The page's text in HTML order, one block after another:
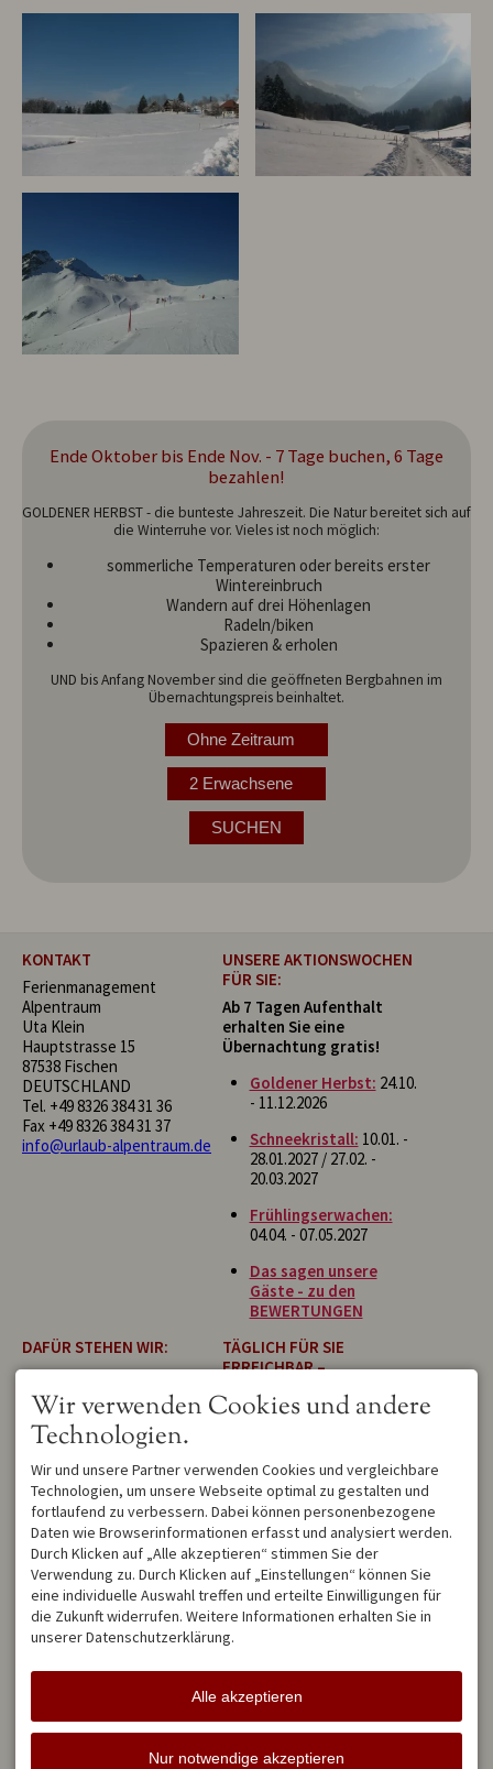
Ende Oktober bis Ende Nov. - 7 Tage buchen, 6 Tage
bezahlen!
GOLDENER HERBST - die bunteste Jahreszeit. Die Natur bereitet sich auf
die Winterruhe vor. Vieles ist noch möglich:
sommerliche Temperaturen oder bereits erster
Wintereinbruch
Wandern auf drei Höhenlagen
Radeln/biken
Spazieren & erholen
UND bis Anfang November sind die geöffneten Bergbahnen im
Übernachtungspreis beinhaltet.
Ohne Zeitraum
2 Erwachsene
SUCHEN
KONTAKT
Ferienmanagement
Alpentraum
Uta Klein
Hauptstrasse 15
87538 Fischen
DEUTSCHLAND
Tel. +49 8326 384 31 36
Fax +49 8326 384 31 37
info@urlaub-alpentraum.de
UNSERE AKTIONSWOCHEN
FÜR SIE:
Ab 7 Tagen Aufenthalt
erhalten Sie eine
Übernachtung gratis!
Goldener Herbst: 24.10.
- 11.12.2026
Schneekristall: 10.01. -
28.01.2027 / 27.02. -
20.03.2027
Frühlingserwachen:
04.04. - 07.05.2027
Das sagen unsere
Gäste - zu den
BEWERTUNGEN
DAFÜR STEHEN WIR:
Direktbuchung
persönliche Betreuung
durch dieAlpenträumer
keine Anzahlung im
Vorfeld
moderne und
zeitgemäße Einrichtung
nur klassifizierte
(Sterne) Wohnungen
hochwertige
Bettwäsche/Handtücher
eigener Parkplatz
mit Balkon/Terrasse
TÄGLICH FÜR SIE
ERREICHBAR –
ZUVERLÄSSIG
Sonntag für Sie da. Sollten
wir gerade unterwegs sein,
hinterlassen Sie einfach eine
Nachricht auf dem
Anrufbeantworter oder
schreiben Sie uns eine E-
Mail.
Wir melden uns
schnellstmöglich zurück und
beantworten Ihre Fragen mit
der gewohnten Sorgfalt.
Facebook Instagram YouTube
Wir verwenden Cookies und andere
Technologien.
Wir und unsere Partner verwenden Cookies und vergleichbare
Technologien, um unsere Webseite optimal zu gestalten und
fortlaufend zu verbessern. Dabei können personenbezogene
Daten wie Browserinformationen erfasst und analysiert werden.
Durch Klicken auf „Alle akzeptieren“ stimmen Sie der
Verwendung zu. Durch Klicken auf „Einstellungen“ können Sie
eine individuelle Auswahl treffen und erteilte Einwilligungen für
die Zukunft widerrufen. Weitere Informationen erhalten Sie in
unserer Datenschutzerklärung.
Alle akzeptieren
Nur notwendige akzeptieren